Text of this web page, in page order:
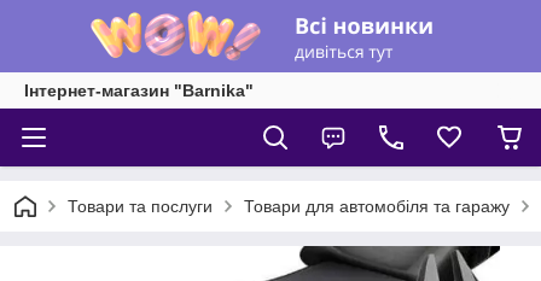
Інтернет-магазин "Barnika"
Товари та послуги Товари для автомобіля та гаражу